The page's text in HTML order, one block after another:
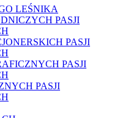
LEŚNIKA
PASJI
PASJI
PASJI
PASJI